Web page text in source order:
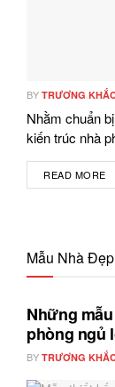
BY TRƯƠNG
Nhằm chuẩn
kiến trúc nhà
READ MORE
Mẫu Nhà Đẹp
Những
phòng ngủ
BY TRƯƠNG